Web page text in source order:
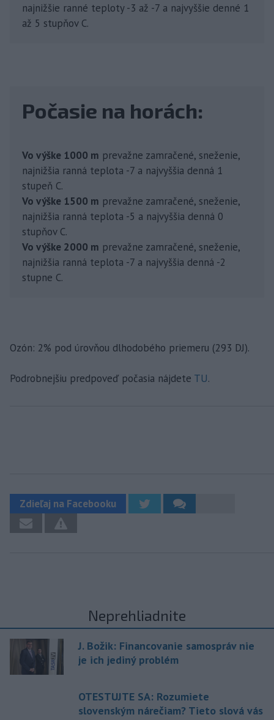
najnižšie ranné teploty -3 až -7 a najvyššie denné 1
až 5 stupňov C.
Počasie na horách:
Vo výške 1000 m prevažne zamračené, sneženie,
najnižšia ranná teplota -7 a najvyššia denná 1
stupeň C.
Vo výške 1500 m prevažne zamračené, sneženie,
najnižšia ranná teplota -5 a najvyššia denná 0
stupňov C.
Vo výške 2000 m prevažne zamračené, sneženie,
najnižšia ranná teplota -7 a najvyššia denná -2
stupne C.
Ozón: 2% pod úrovňou dlhodobého priemeru (293 DJ).
Podrobnejšiu predpoveď počasia nájdete TU.
Zdieľaj na Facebooku
Neprehliadnite
J. Božik: Financovanie samospráv nie
je ich jediný problém
OTESTUJTE SA: Rozumiete
slovenským nárečiam? Tieto slová vás